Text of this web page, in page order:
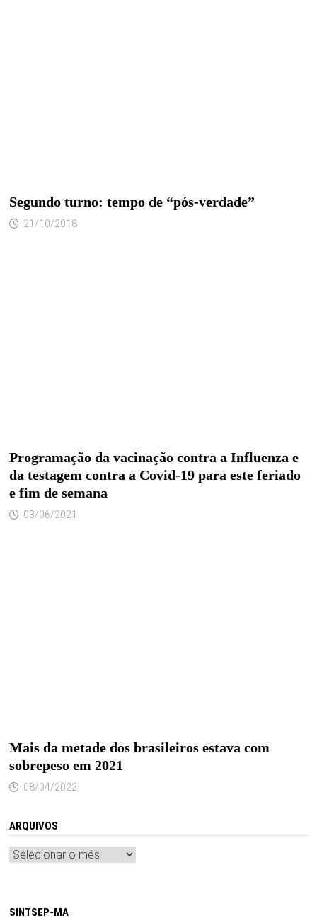
Segundo turno: tempo de “pós-verdade”
21/10/2018
Programação da vacinação contra a Influenza e
da testagem contra a Covid-19 para este feriado
e fim de semana
03/06/2021
Mais da metade dos brasileiros estava com
sobrepeso em 2021
08/04/2022
ARQUIVOS
Arquivos
SINTSEP-MA